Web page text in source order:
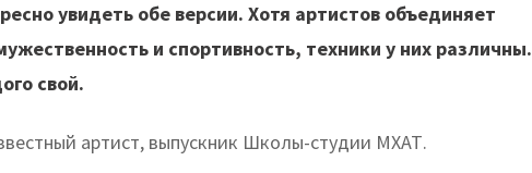
увидеть обе версии. Хотя артистов объединяет
и спортивность, техники у них различны.
свой.
артист, выпускник Школы-студии МХАТ.